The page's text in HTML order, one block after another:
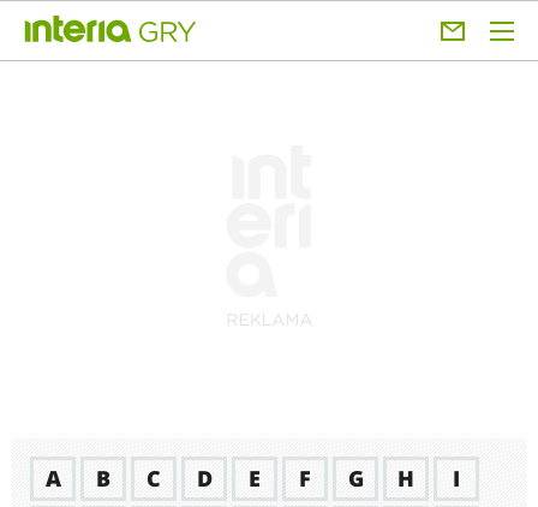
A B C D E F G H
I